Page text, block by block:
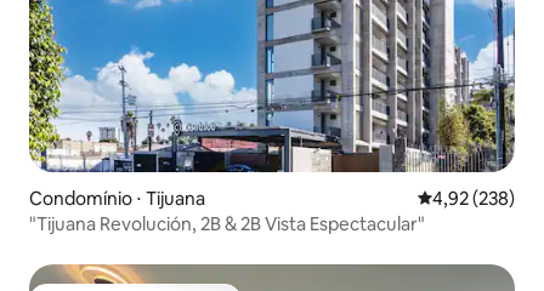
Condomínio ⋅ Tijuana 4,92 de uma
4,92 (238)
"Tijuana Revolución, 2B & 2B Vista Espectacular"